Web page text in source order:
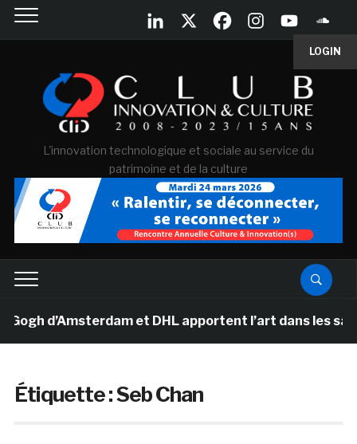
LOGIN
L'innovation technologique et sociale au service du
patrimoine et de la culture
d’Amsterdam et DHL apportent l’art dans les salles
Étiquette :Seb Chan